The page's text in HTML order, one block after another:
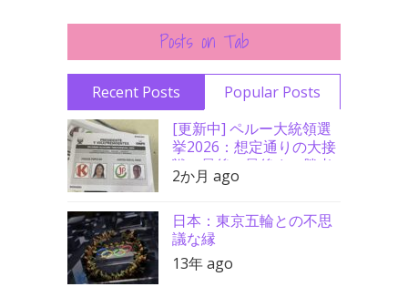
Posts on Tab
Recent Posts
Popular Posts
[更新中] ペルー大統領選
挙2026：想定通りの大接
戦、最後の最後まで勝者
分からず
2か月 ago
日本：東京五輪との不思
議な縁
13年 ago